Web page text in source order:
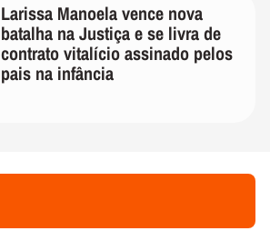
Larissa Manoela vence nova
batalha na Justiça e se livra de
contrato vitalício assinado pelos
pais na infância